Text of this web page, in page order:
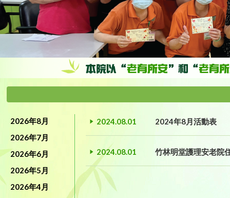
2026年8月
2026年7月
2026年6月
2026年5月
2026年4月
2024.08.01 2024年8月活動表
2024.08.01 竹林明堂護理安老院